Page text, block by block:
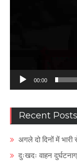
00:00
Recent Posts
अगले दो दिनों में भारी
दुःखदः वाहन